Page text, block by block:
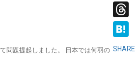
問題提起しました。 日本では何羽の
Line
Threads
Hatena
SHARE